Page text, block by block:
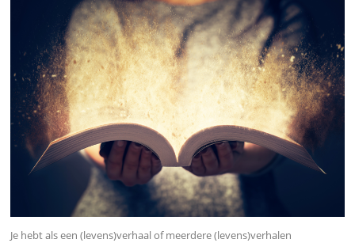
Je hebt als een (levens)verhaal of meerdere (levens)verhalen